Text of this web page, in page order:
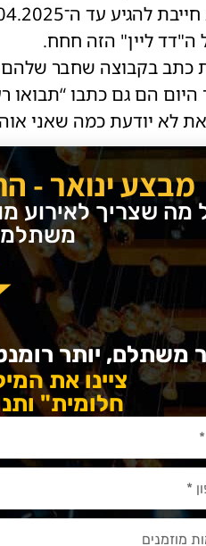
כתב בקבוצה שחבר
הם גם כתבו “תבואו
לא יודעת כמה שאני
הכול התחיל להתחבר
ראשון:
בלב העיר, יש בו
יוקרתית וחמימה בו
רומן וממנהלת
כל הדרך.
לנו ברור שזה המקום
מבצע ינואר - החל מ-
מה שצריך לאירוע
משתלם, יותר
ציינו את
חלומית"